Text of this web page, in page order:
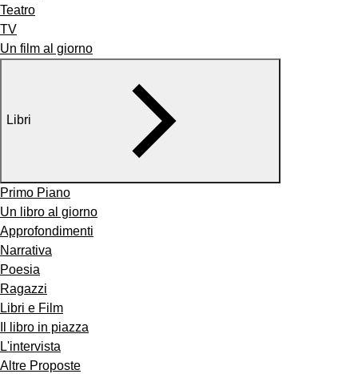
Teatro
TV
Un film al giorno
Libri
Primo Piano
Un libro al giorno
Approfondimenti
Narrativa
Poesia
Ragazzi
Libri e Film
Il libro in piazza
L'intervista
Altre Proposte